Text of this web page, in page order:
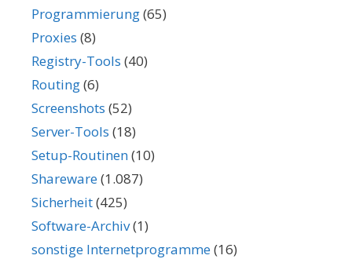
Programmierung(65)
Proxies (8)
Registry-Tools (40)
Routing(6)
Screenshots (52)
Server-Tools (18)
Setup-Routinen(10)
Shareware(1.087)
Sicherheit(425)
Software-Archiv(1)
sonstige Internetprogramme(16)